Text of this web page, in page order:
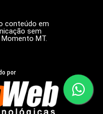
conteúdo em
sem
MT.
por